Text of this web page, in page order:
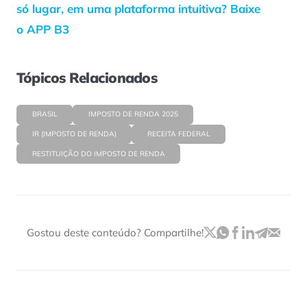
só lugar, em uma plataforma intuitiva? Baixe
o APP B3
Tópicos Relacionados
BRASIL IMPOSTO DE RENDA 2025
IR (IMPOSTO DE RENDA) RECEITA FEDERAL
RESTITUIÇÃO DO IMPOSTO DE RENDA
Gostou deste conteúdo? Compartilhe!